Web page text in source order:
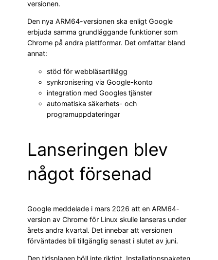
versionen.
Den nya ARM64-versionen ska enligt Google
erbjuda samma grundläggande funktioner som
Chrome på andra plattformar. Det omfattar bland
annat:
stöd för webbläsartillägg
synkronisering via Google-konto
integration med Googles tjänster
automatiska säkerhets- och
programuppdateringar
Lanseringen blev
något försenad
Google meddelade i mars 2026 att en ARM64-
version av Chrome för Linux skulle lanseras under
årets andra kvartal. Det innebar att versionen
förväntades bli tillgänglig senast i slutet av juni.
Den tidsplanen höll inte riktigt. Installationspaketen